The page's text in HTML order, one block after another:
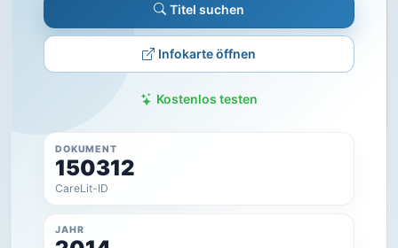
Titel suchen
Infokarte öffnen
Kostenlos testen
DOKUMENT
150312
CareLit-ID
JAHR